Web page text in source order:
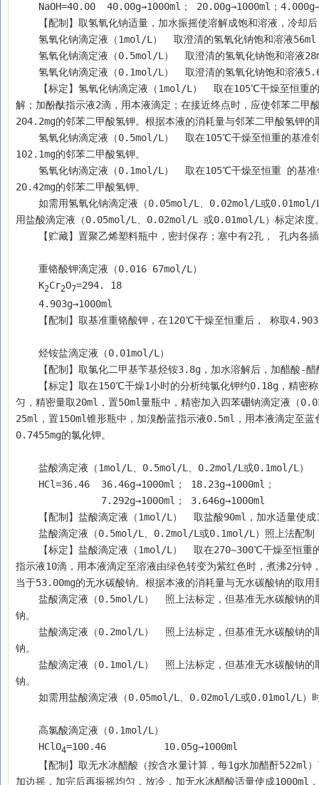
NaOH=40.00  40.00g→1000ml； 20.00g→1000ml；
【配制】取氢氧化钠适量，加水振摇使溶解成饱和溶液，冷
氢氧化钠滴定液（1mol/L）  取澄清的氢氧化钠饱和溶液
氢氧化钠滴定液（0.5mol/L）  取澄清的氢氧化钠饱和溶
氢氧化钠滴定液（0.1mol/L）  取澄清的氢氧化钠饱和溶
解；加酚酞指示液2滴，用本液滴定；在接近终点时，应使邻苯二
204.2mg的邻苯二甲酸氢钾。根据本液的消耗量与邻苯二甲酸氢钾
102.1mg的邻苯二甲酸氢钾。
20.42mg的邻苯二甲酸氢钾。
用盐酸滴定液（0.05mol/L、0.02mol/L 或0.01mol/L）标定浓度
【贮藏】置聚乙烯塑料瓶中，密封保存；塞中有2孔， 孔内
    重铬酸钾滴定液（0.016 67mol/L）
    K
2Cr2O7=294. 18
    4.903g→1000ml
【配制】取基准重铬酸钾，在120℃干燥至恒重后， 称取
    烃铵盐滴定液（0.01mol/L）
【配制】取氯化二甲基苄基烃铵3.8g，加水溶解后，加醋
匀，精密量取20ml，置50ml量瓶中，精密加入四苯硼钠滴定液（
25ml，置150ml锥形瓶中，加溴酚蓝指示液0.5ml，用本液滴定至
0.7455mg的氯化钾。
    盐酸滴定液（1mol/L、0.5mol/L、0.2mol/L或0.1mol/L）
    HCl=36.46  36.46g→1000ml； 18.23g→1000ml；
               7.292g→1000ml； 3.646g→1000ml
【配制】盐酸滴定液（1mol/L）  取盐酸90ml，加水适量使
盐酸滴定液（0.5mol/L、0.2mol/L或0.1mol/L）照上法配
指示液10滴，用本液滴定至溶液由绿色转变为紫红色时，煮沸2分
当于53.00mg的无水碳酸钠。根据本液的消耗量与无水碳酸钠的取
钠。
钠。
钠。
如需用盐酸滴定液（0.05mol/L、0.02mol/L或0.01mol/L
    高氯酸滴定液（0.1mol/L）
    HClO
4
=100.46	  10.05g→1000ml
加边摇，加完后再振摇均匀，放冷，加无水冰醋酸适量使成1000ml